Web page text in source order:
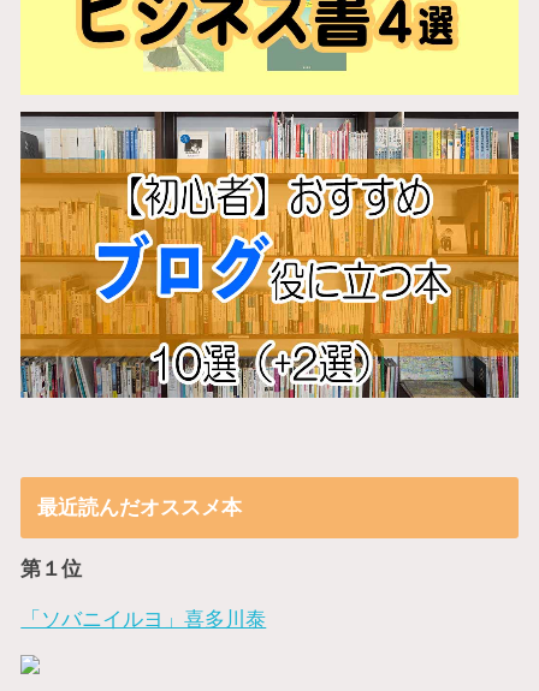
最近読んだオススメ本
第１位
「ソバニイルヨ」喜多川泰